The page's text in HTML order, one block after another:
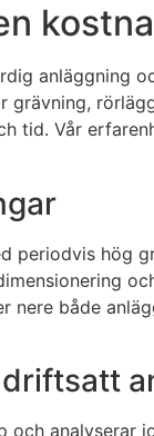
anläggning
Vår
periodvis
både